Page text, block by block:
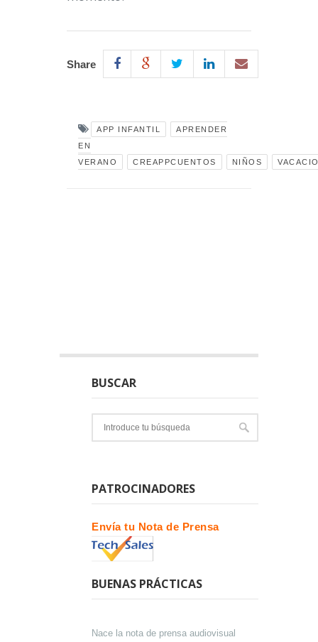
Share
APP INFANTIL
APRENDER
EN
VERANO
CREAPPCUENTOS NIÑOS
BUSCAR
PATROCINADORES
Envía tu Nota de Prensa
BUENAS PRÁCTICAS
Nace la nota de prensa audiovisual